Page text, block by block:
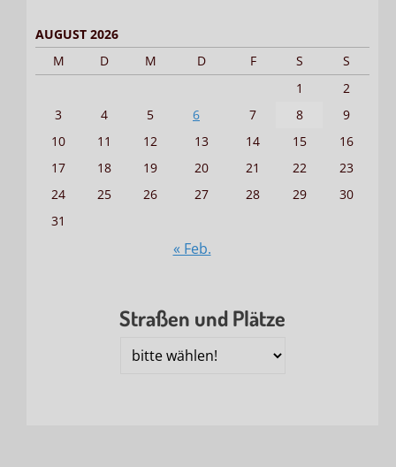
AUGUST 2026
M
D M D F S
S
1
2
3
4 5 6 7 8
9
10
11 12 13 14 15
16
17
18 19 20 21 22
23
24
25 26 27 28 29
30
31
« Feb.
Straßen und Plätze
Straßen